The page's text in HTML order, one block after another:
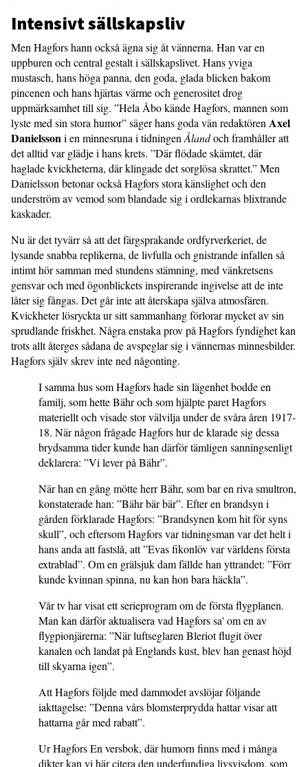
Intensivt sällskapsliv
Men Hagfors hann också ägna sig åt vännerna. Han var en
uppburen och central gestalt i sällskapslivet. Hans yviga
mustasch, hans höga panna, den goda, glada blicken bakom
pincenen och hans hjärtas värme och generositet drog
uppmärksamhet till sig. ”Hela Åbo kände Hagfors, mannen som
lyste med sin stora humor” säger hans goda vän redaktören Axel
Danielssoni en minnesruna i tidningen Ålandoch framhåller att
det alltid var glädje i hans krets. ”Där flödade skämtet, där
haglade kvickheterna, där klingade det sorglösa skrattet.” Men
Danielsson betonar också Hagfors stora känslighet och den
underström av vemod som blandade sig i ordlekarnas blixtrande
kaskader.
Nu är det tyvärr så att det färgsprakande ordfyrverkeriet, de
lysande snabba replikerna, de livfulla och gnistrande infallen så
intimt hör samman med stundens stämning, med vänkretsens
gensvar och med ögonblickets inspirerande ingivelse att de inte
låter sig fångas. Det går inte att återskapa själva atmosfären.
Kvickheter lösryckta ur sitt sammanhang förlorar mycket av sin
sprudlande friskhet. Några enstaka prov på Hagfors fyndighet kan
trots allt återges sådana de avspeglar sig i vännernas minnesbilder.
Hagfors själv skrev inte ned någonting.
I samma hus som Hagfors hade sin lägenhet bodde en
familj, som hette Bähr och som hjälpte paret Hagfors
materiellt och visade stor välvilja under de svåra åren 1917-
18. När någon frågade Hagfors hur de klarade sig dessa
brydsamma tider kunde han därför tämligen sanningsenligt
deklarera: ”Vi lever på Bähr”.
När han en gång mötte herr Bähr, som bar en riva smultron,
konstaterade han: ”Bähr bär bär”. Efter en brandsyn i
gården förklarade Hagfors: ”Brandsynen kom hit för syns
skull”, och eftersom Hagfors var tidningsman var det helt i
hans anda att fastslå, att ”Evas fikonlöv var världens första
extrablad”. Om en grälsjuk dam fällde han yttrandet: ”Förr
kunde kvinnan spinna, nu kan hon bara häckla”.
Vår tv har visat ett serieprogram om de första flygplanen.
Man kan därför aktualisera vad Hagfors sa' om en av
flygpionjärerna: ”När luftseglaren Bleriot flugit över
kanalen och landat på Englands kust, blev han genast höjd
till skyarna igen”.
Att Hagfors följde med dammodet avslöjar följande
iakttagelse: ”Denna vårs blomsterprydda hattar visar att
hattarna går med rabatt”.
Ur Hagfors En versbok, där humorn finns med i många
dikter kan vi här citera den underfundiga livsvisdom, som